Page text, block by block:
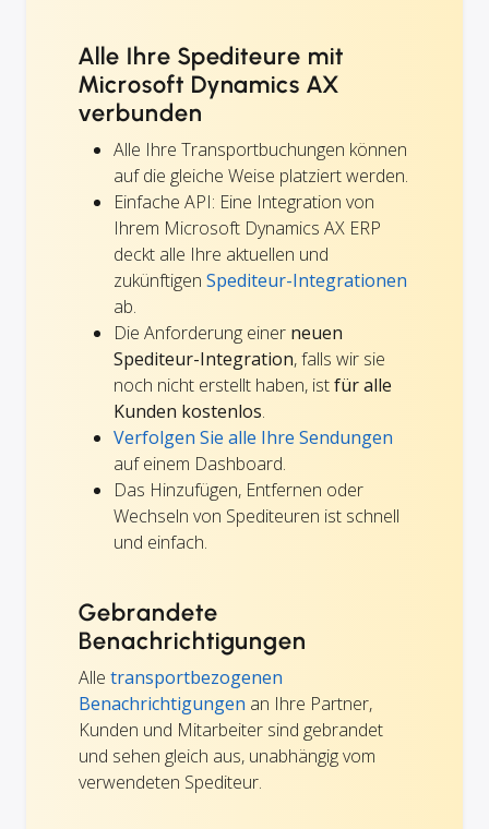
Alle Ihre Spediteure mit
Microsoft Dynamics AX
verbunden
Alle Ihre Transportbuchungen können
auf die gleiche Weise platziert werden.
Einfache API: Eine Integration von
Ihrem Microsoft Dynamics AX ERP
deckt alle Ihre aktuellen und
zukünftigen Spediteur-Integrationen
ab.
Die Anforderung einer neuen
Spediteur-Integration, falls wir sie
noch nicht erstellt haben, istfür alle
Kunden kostenlos.
Verfolgen Sie alle Ihre Sendungen
auf einem Dashboard.
Das Hinzufügen, Entfernen oder
Wechseln von Spediteuren ist schnell
und einfach.
Gebrandete
Benachrichtigungen
Alle transportbezogenen
Benachrichtigungen an Ihre Partner,
Kunden und Mitarbeiter sind gebrandet
und sehen gleich aus, unabhängig vom
verwendeten Spediteur.